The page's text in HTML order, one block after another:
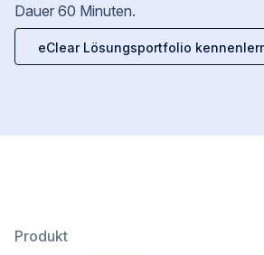
Dauer 60 Minuten.
eClear Lösungsportfolio
Produkt